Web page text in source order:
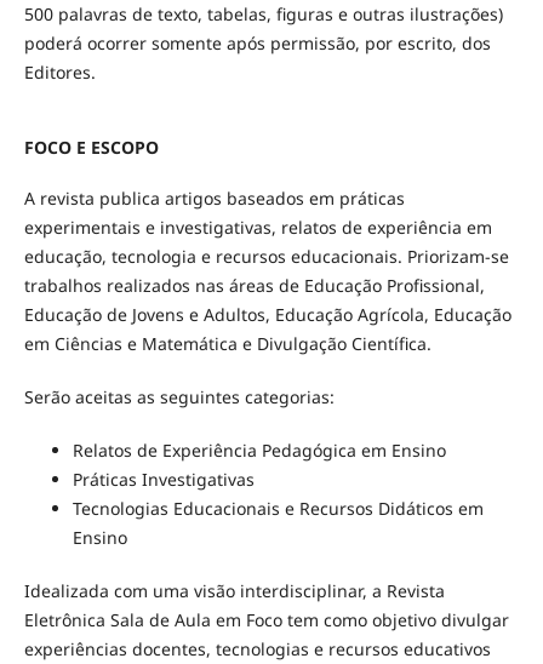
500 palavras de texto, tabelas, figuras e outras ilustrações)
poderá ocorrer somente após permissão, por escrito, dos
Editores.
FOCO E ESCOPO
A revista publica artigos baseados em práticas
experimentais e investigativas, relatos de experiência em
educação, tecnologia e recursos educacionais. Priorizam-se
trabalhos realizados nas áreas de Educação Profissional,
Educação de Jovens e Adultos, Educação Agrícola, Educação
em Ciências e Matemática e Divulgação Científica.
Serão aceitas as seguintes categorias:
Relatos de Experiência Pedagógica em Ensino
Práticas Investigativas
Tecnologias Educacionais e Recursos Didáticos em
Ensino
Idealizada com uma visão interdisciplinar, a Revista
Eletrônica Sala de Aula em Foco tem como objetivo divulgar
experiências docentes, tecnologias e recursos educativos